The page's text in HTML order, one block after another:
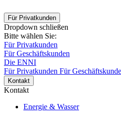
Für Privatkunden
Dropdown schließen
Bitte wählen Sie:
Für Privatkunden
Für Geschäftskunden
Die ENNI
Für Privatkunden Für
Kontakt
Kontakt
Energie & Wasser